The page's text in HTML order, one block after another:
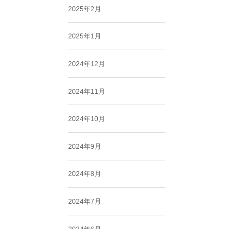
2025年2月
2025年1月
2024年12月
2024年11月
2024年10月
2024年9月
2024年8月
2024年7月